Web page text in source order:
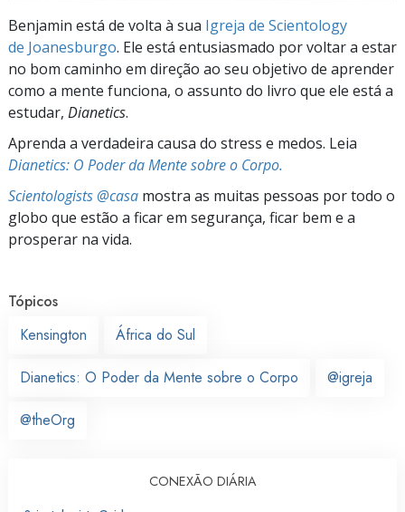
Benjamin está de volta à sua Igreja de Scientology
de Joanesburgo. Ele está entusiasmado por voltar a estar
no bom caminho em direção ao seu objetivo de aprender
como a mente funciona, o assunto do livro que ele está a
estudar, Dianetics.
Aprenda a verdadeira causa do stress e medos. Leia
Dianetics: O Poder da Mente sobre o Corpo.
Scientologists @casa mostra as muitas pessoas por todo o
globo que estão a ficar em segurança, ficar bem e a
prosperar na vida.
Tópicos
Kensington
África do Sul
Dianetics: O Poder da Mente sobre o Corpo @igreja
@theOrg
CONEXÃO DIÁRIA